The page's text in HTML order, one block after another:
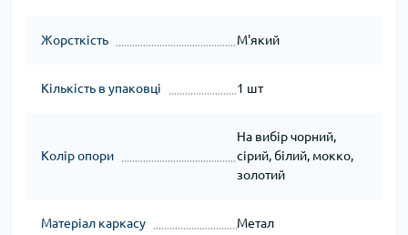
Жорсткість М'який
Кількість в упаковці 1 шт
Колір опори
На вибір чорний,
сірий, білий, мокко,
золотий
Матеріал каркасу Метал